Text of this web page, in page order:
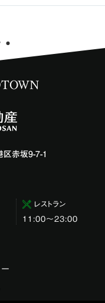
区赤坂9-7-1
レストラン
11:00〜23:00